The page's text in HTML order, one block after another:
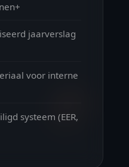
jaarverslag
voor interne
systeem (EER,